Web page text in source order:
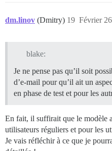
dm.linov (Dmitry) Février
19
blake:
Je ne pense pas qu’il soit
d’e-mail pour qu’il ait un
en phase de test et pour les
En fait, il suffirait que le modèle
utilisateurs réguliers et pour les
Je vais réfléchir à ce que je